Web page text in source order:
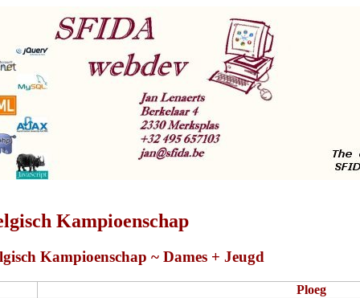
Kampioenschap
Kampioenschap ~ Dames + Jeugd
Ploeg